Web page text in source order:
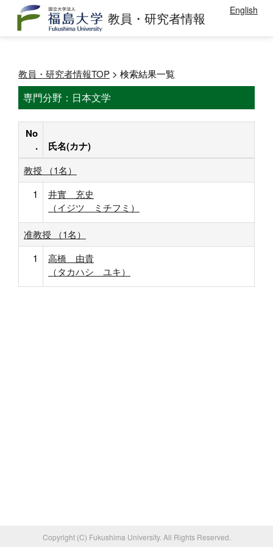
教員・研究者情報 English
教員・研究者情報TOP > 検索結果一覧
専門分野：日本文学
No
.
氏名(カナ)
教授 （1名）
1
井實 充史
（イジツ ミチフミ）
准教授 （1名）
1
高橋 由貴
（タカハシ ユキ）
Copyright (C) Fukushima University. All Rights Reserved.